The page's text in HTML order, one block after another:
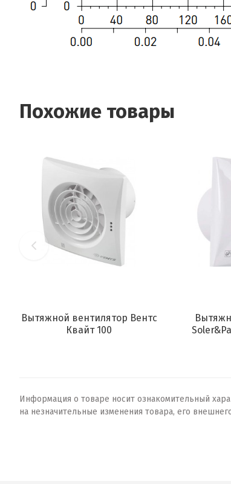
Похожие товары
Вытяжной вентилятор Вентс
Квайт 100
Информация о товаре носит ознакомительный
на незначительные изменения товара, его